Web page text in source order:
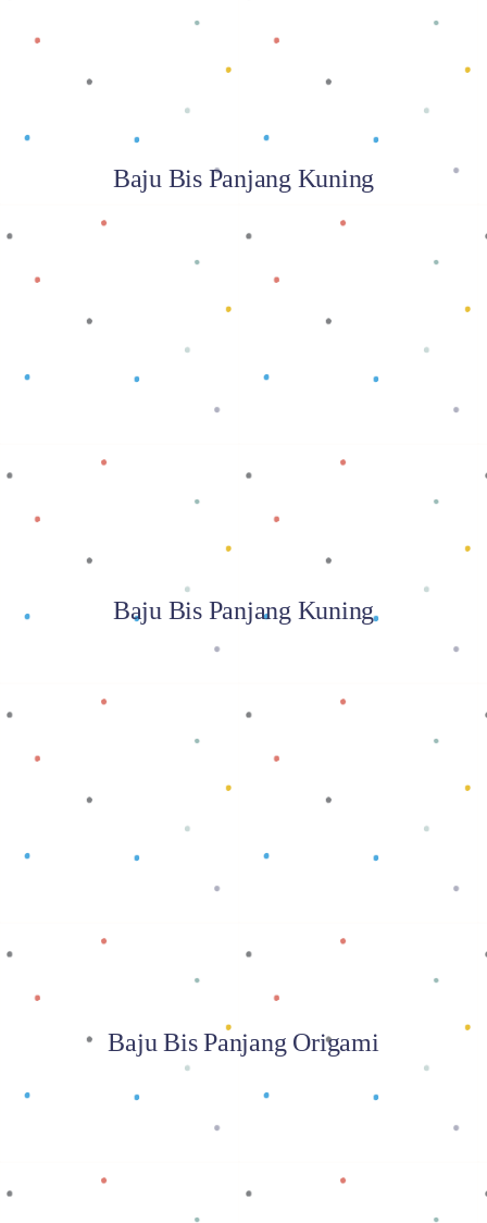
Baju Bis Panjang Kuning
Baca selengkapnya
Baju Bis Panjang Kuning
Baca selengkapnya
Baju Bis Panjang Origami